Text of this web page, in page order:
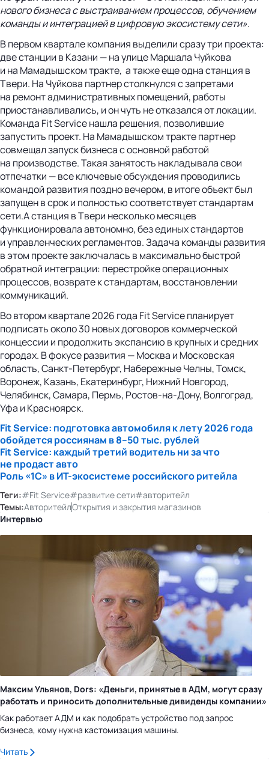
нового бизнеса с выстраиванием процессов, обучением
команды и интеграцией в цифровую экосистему сети».
В первом квартале компания выделили сразу три проекта:
две станции в Казани — на улице Маршала Чуйкова
и на Мамадышском тракте, а также еще одна станция в
Твери. На Чуйкова партнер столкнулся с запретами
на ремонт административных помещений, работы
приостанавливались, и он чуть не отказался от локации.
Команда Fit Service нашла решения, позволившие
запустить проект. На Мамадышском тракте партнер
совмещал запуск бизнеса с основной работой
на производстве. Такая занятость накладывала свои
отпечатки — все ключевые обсуждения проводились
командой развития поздно вечером, в итоге объект был
запущен в срок и полностью соответствует стандартам
сети.А станция в Твери несколько месяцев
функционировала автономно, без единых стандартов
и управленческих регламентов. Задача команды развития
в этом проекте заключалась в максимально быстрой
обратной интеграции: перестройке операционных
процессов, возврате к стандартам, восстановлении
коммуникаций.
Во втором квартале 2026 года Fit Service планирует
подписать около 30 новых договоров коммерческой
концессии и продолжить экспансию в крупных и средних
городах. В фокусе развития — Москва и Московская
область, Санкт‑Петербург, Набережные Челны, Томск,
Воронеж, Казань, Екатеринбург, Нижний Новгород,
Челябинск, Самара, Пермь, Ростов‑на‑Дону, Волгоград,
Уфа и Красноярск.
Fit Service: подготовка автомобиля к лету 2026 года
обойдется россиянам в 8–50 тыс. рублей
Fit Service: каждый третий водитель ни за что
не продаст авто
Роль «1С» в ИТ-экосистеме российского ритейла
Теги:#Fit Service#развитие сети#авторитейл
Темы:АвторитейлОткрытия и закрытия магазинов
Интервью
Максим Ульянов, Dors: «Деньги, принятые в АДМ, могут сразу
работать и приносить дополнительные дивиденды компании»
Как работает АДМ и как подобрать устройство под запрос
бизнеса, кому нужна кастомизация машины.
Читать